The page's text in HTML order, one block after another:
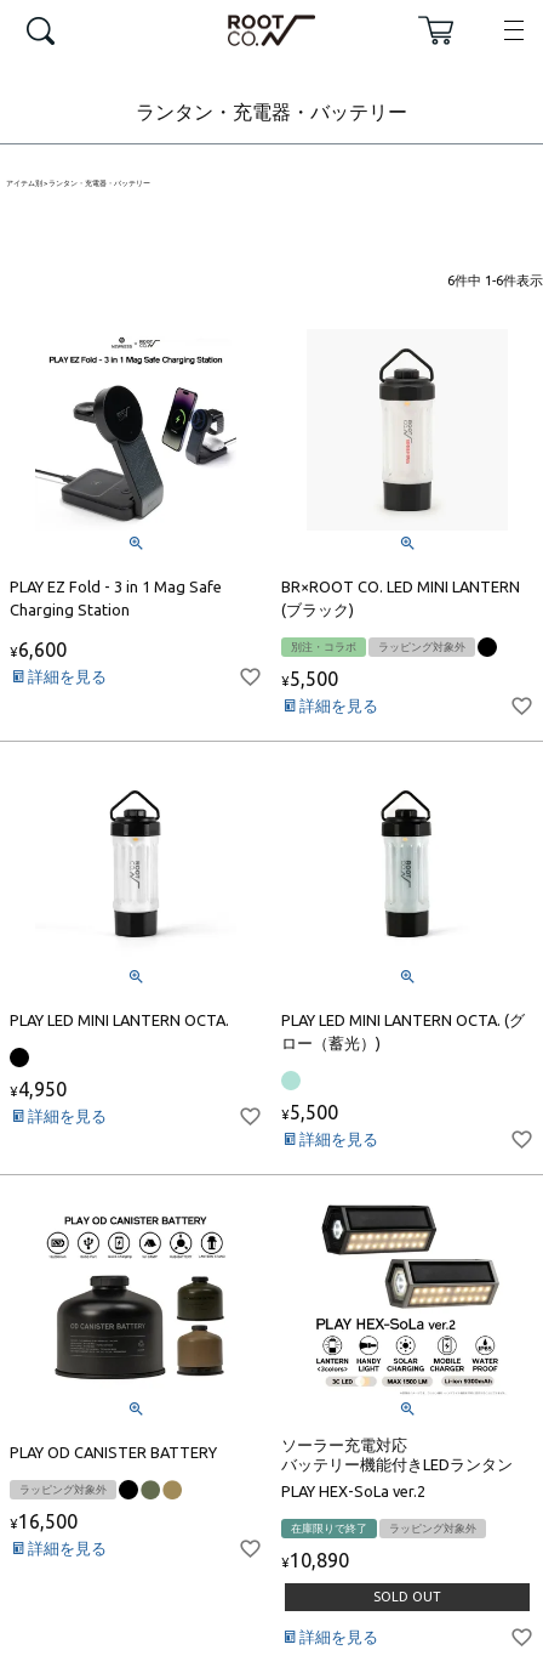
ランタン・充電器・バッテリー
アイテム別 ランタン・充電器・バッテリー
6件中 1-6件表示
PLAY EZ Fold - 3 in 1 Mag Safe
Charging Station
¥6,600
詳細を見る
BR×ROOT CO. LED MINI LANTERN
(ブラック)
別注・コラボ ラッピング対象外
¥5,500
詳細を見る
PLAY LED MINI LANTERN OCTA.
¥4,950
詳細を見る
PLAY LED MINI LANTERN OCTA. (グ
ロー（蓄光）)
¥5,500
詳細を見る
PLAY OD CANISTER BATTERY
ラッピング対象外
¥16,500
詳細を見る
ソーラー充電対応
バッテリー機能付きLEDランタン
PLAY HEX-SoLa ver.2
在庫限りで終了 ラッピング対象外
¥10,890
SOLD OUT
詳細を見る